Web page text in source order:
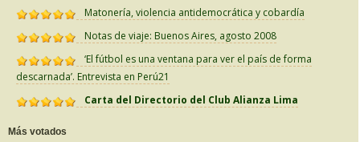
Matonería, violencia antidemocrática y cobardía
Notas de viaje: Buenos Aires, agosto 2008
‘El fútbol es una ventana para ver el país de forma
descarnada’. Entrevista en Perú21
Carta del Directorio del Club Alianza Lima
Más votados